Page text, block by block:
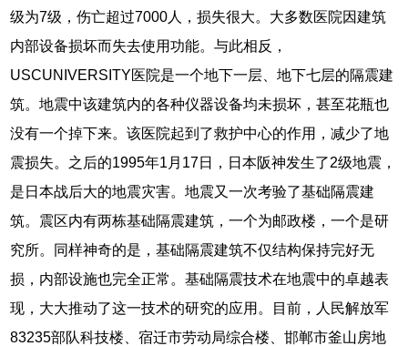
级为7级，伤亡超过7000人，损失很大。大多数医院因建筑
内部设备损坏而失去使用功能。与此相反，
USCUNIVERSITY医院是一个地下一层、地下七层的隔震建
筑。地震中该建筑内的各种仪器设备均未损坏，甚至花瓶也
没有一个掉下来。该医院起到了救护中心的作用，减少了地
震损失。之后的1995年1月17日，日本阪神发生了2级地震，
是日本战后大的地震灾害。地震又一次考验了基础隔震建
筑。震区内有两栋基础隔震建筑，一个为邮政楼，一个是研
究所。同样神奇的是，基础隔震建筑不仅结构保持完好无
损，内部设施也完全正常。基础隔震技术在地震中的卓越表
现，大大推动了这一技术的研究的应用。目前，人民解放军
83235部队科技楼、宿迁市劳动局综合楼、邯郸市釜山房地